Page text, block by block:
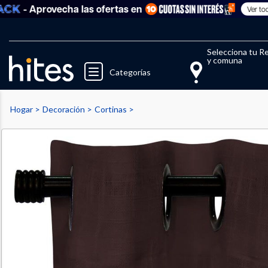
Aprovecha las ofertas en Ver todo
Categorías
Selecciona tu
y comuna
Llegaste al límite de productos
Hogar Decoración Cortinas